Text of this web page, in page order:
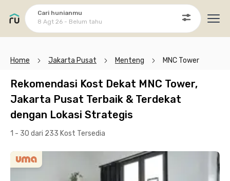
Cari hunianmu
8 Agt 26 - Belum tahu
Home Jakarta Pusat Menteng MNC Tower
Rekomendasi Kost Dekat MNC Tower,
Jakarta Pusat Terbaik & Terdekat
dengan Lokasi Strategis
1 - 30 dari 233 Kost Tersedia